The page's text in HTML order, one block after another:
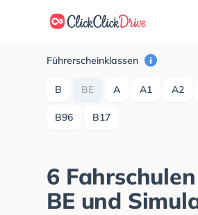
Führerscheinklassen
B BE A A1 A2
B96 B17
6
BE und